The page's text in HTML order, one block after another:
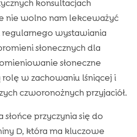
konsultacjach
nie wolno nam lekceważyć
regularnego wystawiania
słonecznych dla
słoneczne
w zachowaniu lśniącej i
czworonożnych przyjaciół.
przyczynia się do
D, która ma kluczowe